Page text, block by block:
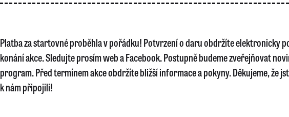
Platba za startovné proběhla v pořádku! Potvrzení o daru obdržíte elektronicky
konání akce. Sledujte prosím web a Facebook. Postupně budeme zveřejňovat
program. Před termínem akce obdržíte bližší informace a pokyny. Děkujeme, že
k nám připojili!